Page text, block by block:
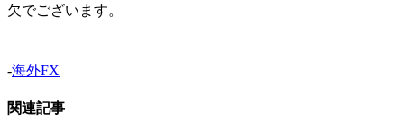
欠でございます。
-海外FX
関連記事